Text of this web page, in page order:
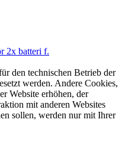
2x batteri f.
den technischen Betrieb der
werden. Andere Cookies,
Website erhöhen, der
mit anderen Websites
sollen, werden nur mit Ihrer